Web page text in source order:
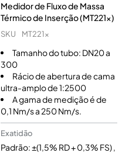
Medidor de Fluxo de Massa
Térmico de Inserção (MT221x)
SKU MT221x
Tamanho do tubo: DN20 a
300
Rácio de abertura de cama
ultra-amplo de 1:2500
A gama de medição é de
0,1 Nm/s a 250 Nm/s.
Exatidão
Padrão: ±(1,5% RD + 0,3% FS) ,